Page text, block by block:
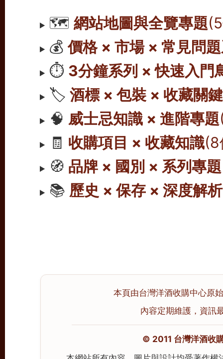
🗺️網站地圖與全覽專題
💰價格 × 市場 × 常見問
⏱️ 3分鐘系列 × 快速入門
🏷️酒標 × 包裝 × 收藏關鍵
🧠 威士忌知識 × 進階專題
🧾 收購項目 × 收藏知識(8
🧭 品牌 × 國別 × 系列專題
📚 歷史 × 保存 × 深度解析
本頁由台灣洋酒收購中心原
內容定期維護，資訊
© 2011 台灣洋酒收